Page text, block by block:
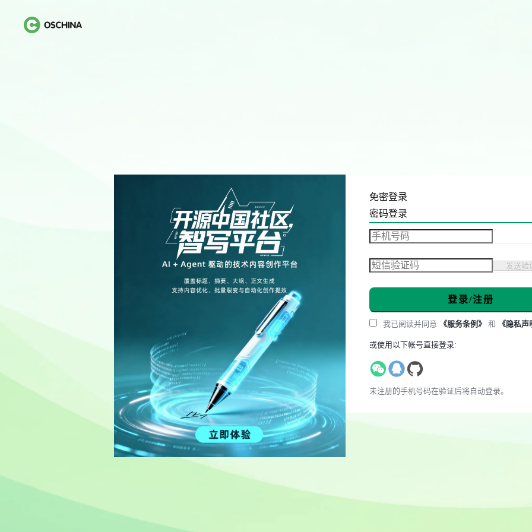
免密登录
密码登录
发送验
登录/注册
我已阅读并同意 《服务条例》 和 《隐私声
或使用以下帐号直接登录:
未注册的手机号码在验证后将自动登录。